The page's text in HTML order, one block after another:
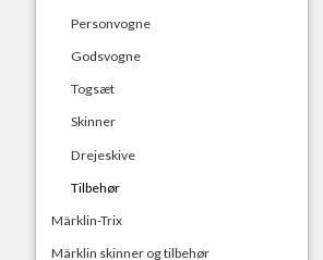
Personvogne
Godsvogne
Togsæt
Skinner
Drejeskive
Tilbehør
Märklin-Trix
Märklin skinner og tilbehør